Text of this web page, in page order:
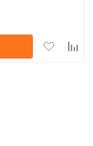
Добавить